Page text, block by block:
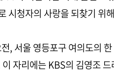
시청자의 사랑을 되찾기 위
, 서울 영등포구 여의도의
자리에는 KBS의 김영조